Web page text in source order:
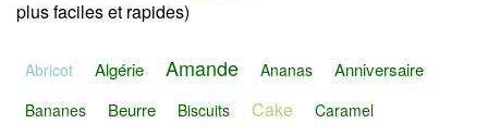
plus faciles et rapides)
Abricot Algérie Amande Ananas Anniversaire
Bananes Beurre Biscuits Cake Caramel